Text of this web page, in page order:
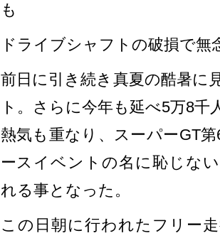
も
ドライブシャフトの破損で無
前日に引き続き真夏の酷暑に
ト。さらに今年も延べ5万8
熱気も重なり、スーパーGT
ースイベントの名に恥じな
れる事となった。
この日朝に行われたフリー